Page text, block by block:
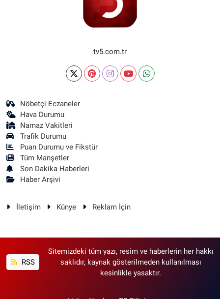
tv5.com.tr
Nöbetçi Eczaneler
Hava Durumu
Namaz Vakitleri
Trafik Durumu
Puan Durumu ve Fikstür
Tüm Manşetler
Son Dakika Haberleri
Haber Arşivi
İletişim Künye Reklam İçin
RSS
Sitemizdeki tüm yazı, resim ve haberlerin her hakkı
saklıdır, kaynak gösterilmeden kullanılması
kesinlikle yasaktır.